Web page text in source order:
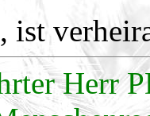
ist
Herr